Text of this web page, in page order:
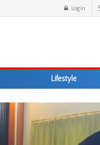
Login
Lifestyle